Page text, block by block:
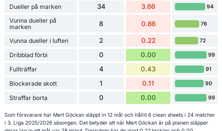
Dueller på marken 34 3.66 94
Vunna dueller på
marken
8 0.86 76
Vunna dueller i luften 2 0.22 72
Dribblad förbi 0 0.00 99
Fullträffar 4 0.43 91
Blockerade skott 1 0.11 90
Straffar borta 0 0.00 99
Som försvarare har Mert Göckan släppt in 12 mål och hållit 6 clean sheets i 24 matcher
i 3. Liga 2025/2026 säsongen. Det betyder att när Mert Göckan är på planen släpper